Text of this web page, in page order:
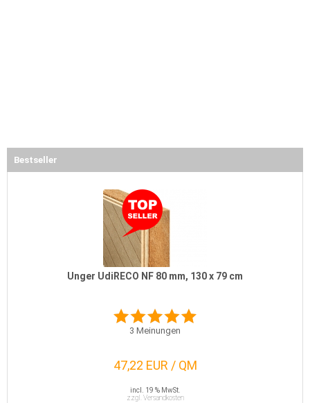
Bestseller
Unger UdiRECO NF 80 mm, 130 x 79 cm
3 Meinungen
47,22 EUR / QM
incl. 19 % MwSt.
zzgl. Versandkosten